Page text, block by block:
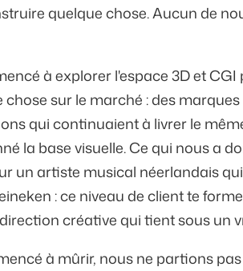
quelque chose. Aucun de
à explorer l'espace 3D et
sur le marché : des
qui continuaient à livrer le
la base visuelle. Ce qui nous a
un artiste musical néerlandais
: ce niveau de client te
créative qui tient sous un
à mûrir, nous ne partions